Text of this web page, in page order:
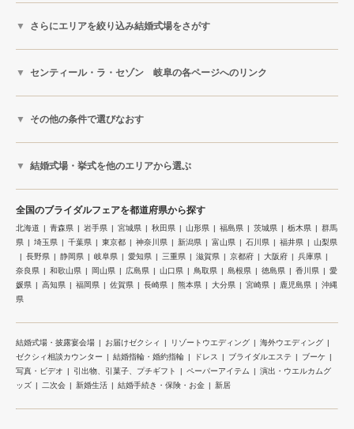
さらにエリアを絞り込み結婚式場をさがす
センティール・ラ・セゾン 岐阜の各ページへのリンク
その他の条件で選びなおす
結婚式場・挙式を他のエリアから選ぶ
全国のブライダルフェアを都道府県から探す
北海道 青森県 岩手県 宮城県 秋田県 山形県 福島県 茨城県 栃木県
群馬
県
埼玉県 千葉県 東京都 神奈川県 新潟県 富山県 石川県 福井県
山梨県
長野県
静岡県 岐阜県 愛知県 三重県 滋賀県 京都府 大阪府
兵庫県
奈良県
和歌山県 岡山県 広島県 山口県 鳥取県 島根県 徳島県 香川県
愛
媛県
高知県 福岡県 佐賀県 長崎県 熊本県 大分県 宮崎県 鹿児島県
沖縄
県
結婚式場・披露宴会場 お届けゼクシィ リゾートウエディング
海外ウエディング
ゼクシィ相談カウンター
結婚指輪・婚約指輪 ドレス ブライダルエステ
ブーケ
写真・ビデオ
引出物、引菓子、プチギフト ペーパーアイテム
演出・ウエルカムグ
ッズ
二次会 新婚生活 結婚手続き・保険・お金 新居